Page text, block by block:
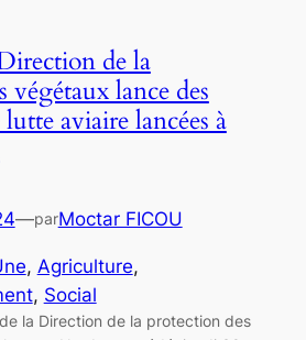
de la
végétaux lance des
aviaire lancées à
—parMoctar FICOU
, Agriculture
, Social
la Direction de la protection des